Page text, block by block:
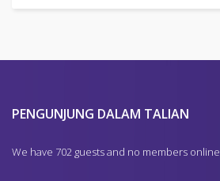
PENGUNJUNG DALAM TALIAN
We have 702 guests and no members online